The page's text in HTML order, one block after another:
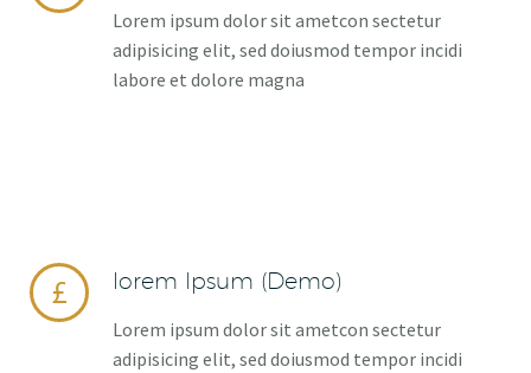
Lorem ipsum dolor sit ametcon sectetur
adipisicing elit, sed doiusmod tempor incidi
labore et dolore magna

 lorem Ipsum (Demo)
Lorem ipsum dolor sit ametcon sectetur
adipisicing elit, sed doiusmod tempor incidi